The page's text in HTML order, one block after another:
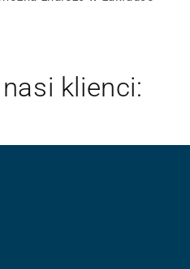
klienci: